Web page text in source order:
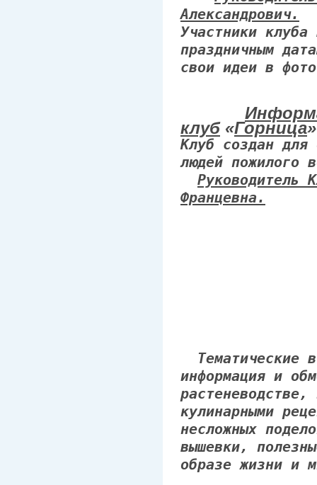
Александрович.
Участники
праздничным
свои идеи в
клуб«Горница»
Клуб создан для
людей пожилого
Руководитель
Францевна.
Тематические
информация и
растеневодстве,
кулинарными
несложных
вышевки,
образе жизни и